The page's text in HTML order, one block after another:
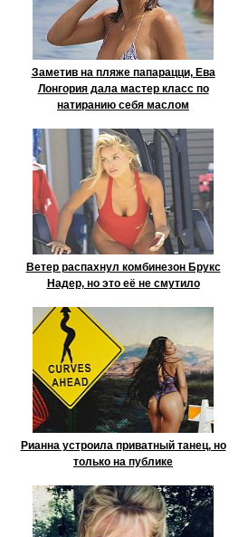
Заметив на пляже папарацци, Ева
Лонгория дала мастер класс по
натиранию себя маслом
Ветер распахнул комбинезон Брукс
Надер, но это её не смутило
Рианна устроила приватный танец, но
только на публике